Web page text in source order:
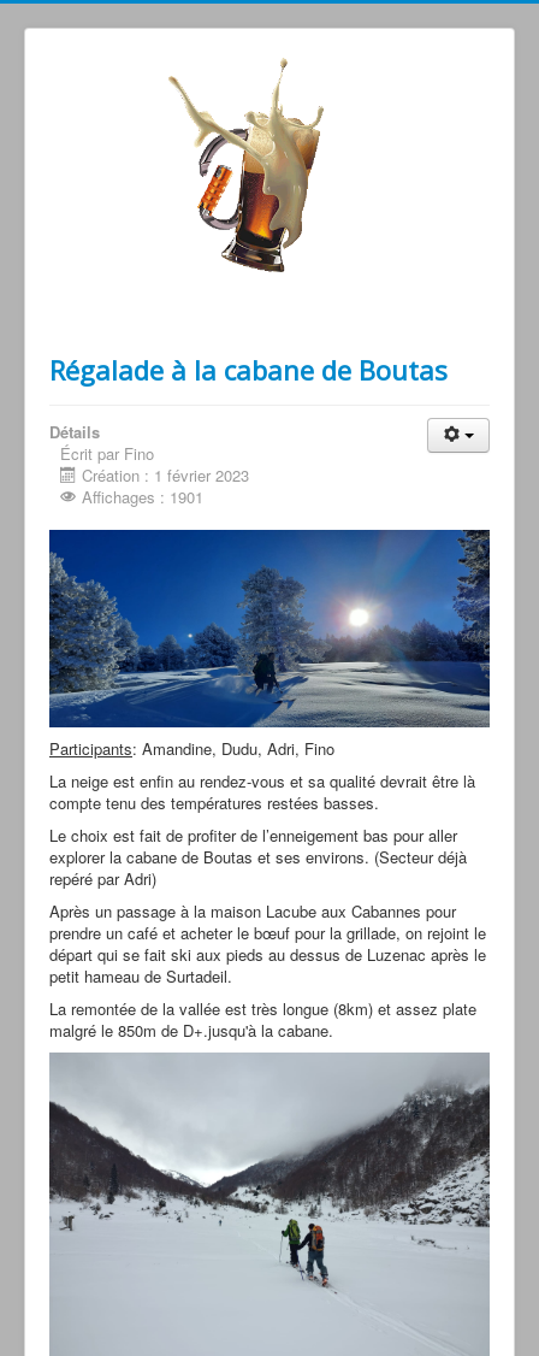
Régalade à la cabane de Boutas
Détails
Écrit par Fino
Création : 1 février 2023
Affichages : 1901
Participants: Amandine, Dudu, Adri, Fino
La neige est enfin au rendez-vous et sa qualité devrait être là
compte tenu des températures restées basses.
Le choix est fait de profiter de l’enneigement bas pour aller
explorer la cabane de Boutas et ses environs. (Secteur déjà
repéré par Adri)
Après un passage à la maison Lacube aux Cabannes pour
prendre un café et acheter le bœuf pour la grillade, on rejoint le
départ qui se fait ski aux pieds au dessus de Luzenac après le
petit hameau de Surtadeil.
La remontée de la vallée est très longue (8km) et assez plate
malgré le 850m de D+.jusqu'à la cabane.